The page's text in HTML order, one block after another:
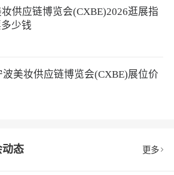
供应链博览会(CXBE)2026逛展指
少钱
美妆供应链博览会(CXBE)展位价
态 更多